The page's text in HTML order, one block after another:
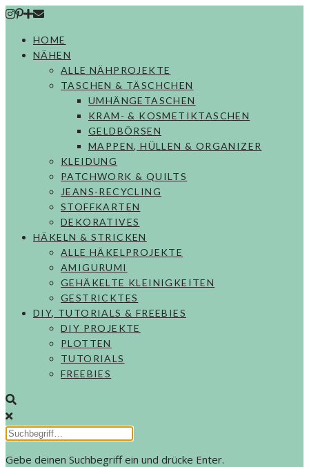
Skip
contentHOME
NÄHEN
ALLE NÄHPROJEKTE
TASCHEN & TÄSCHCHEN
UMHÄNGETASCHEN
KRAM- & KOSMETIKTASCHEN
GELDBÖRSEN
MAPPEN, HÜLLEN & ORGANIZER
KLEIDUNG
PATCHWORK & QUILTS
JEANS-RECYCLING
STOFFKARTEN
DEKORATIVES
HÄKELN & STRICKEN
ALLE HÄKELPROJEKTE
AMIGURUMI
GEHÄKELTE KLEINIGKEITEN
GESTRICKTES
DIY, TUTORIALS & FREEBIES
DIY PROJEKTE
PLOTTEN
TUTORIALS
FREEBIES
Gebe deinen Suchbegriff ein und drücke Enter.